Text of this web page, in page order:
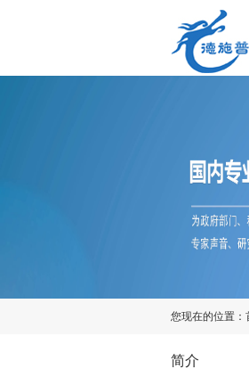
您现在的位置：
简介